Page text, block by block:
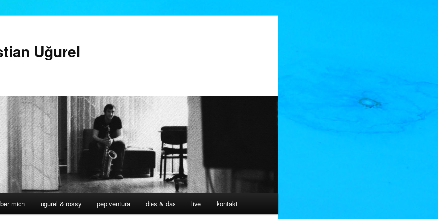
Uğurel
mich ugurel & rossy pep ventura dies & das live kontakt